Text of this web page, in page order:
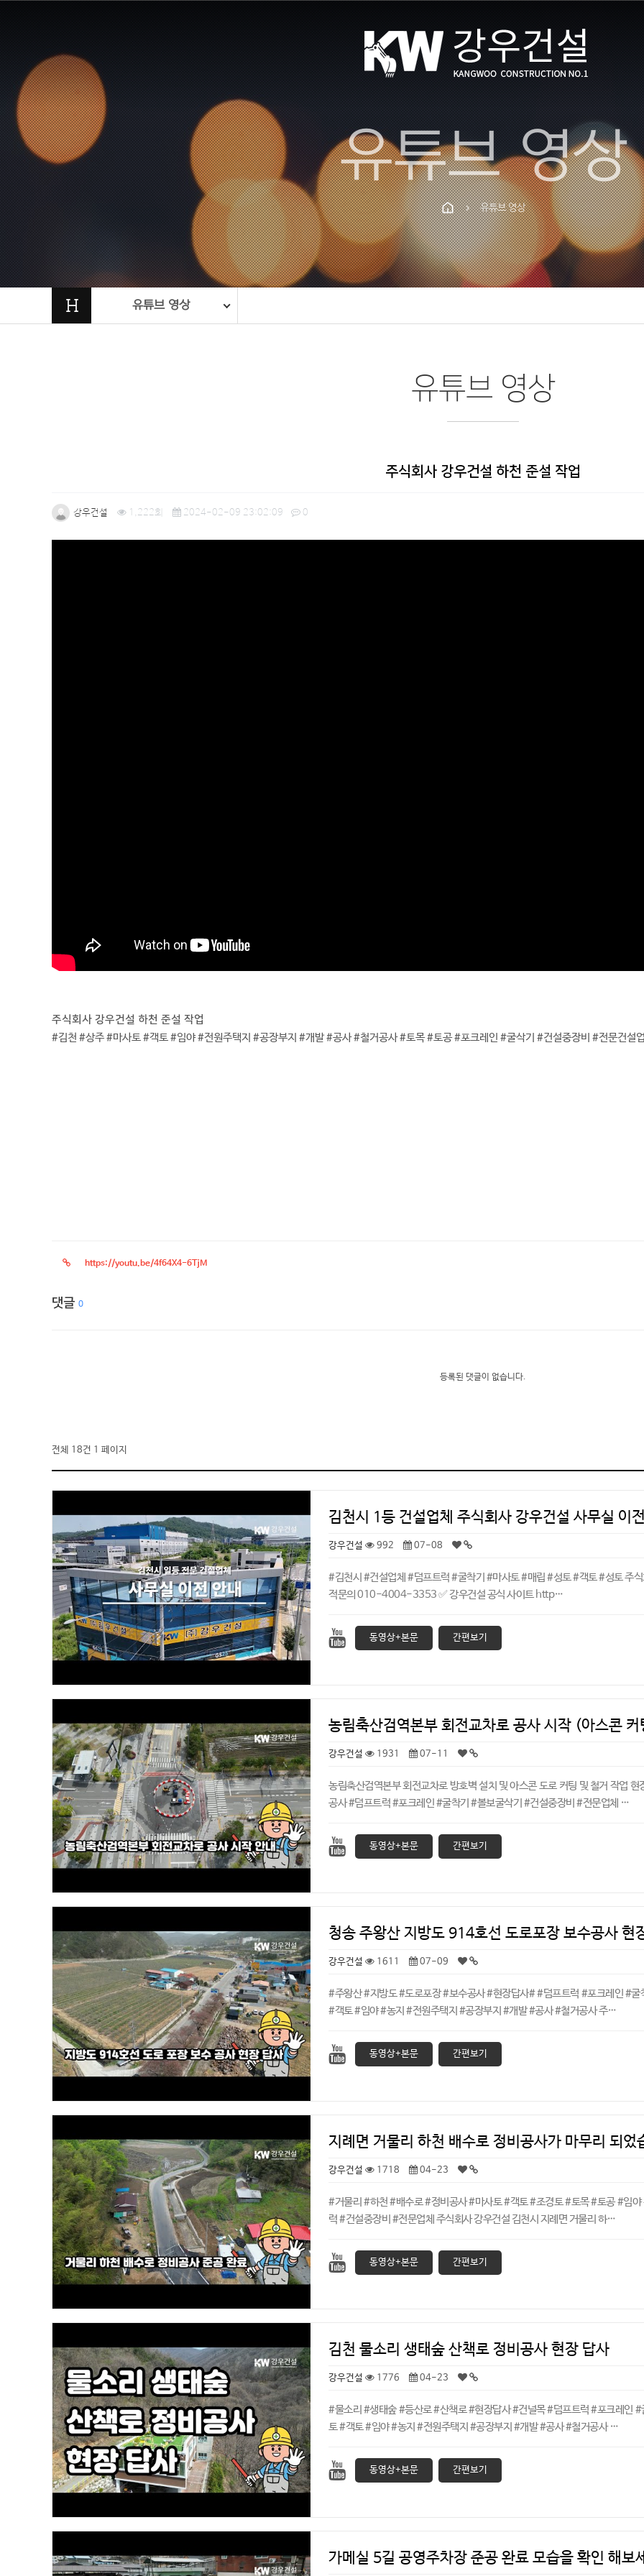
유튜브 영상
chevron_right 유튜브 영상
H 유튜브 영상
유튜브 영상
주식회사 강우건설 하천 준설 작업
강우건설 1,222회 2024-02-09 23:02:09 0
주식회사 강우건설 하천 준설 작업
#김천 #상주 #마사토 #객토 #임야 #전원주택지 #공장부지 #개발 #공사 #철거공사 #토목 #토공 #포크레인 #굴삭기 #건설중장비 #전문건설업
https://youtu.be/4f64X4-6TjM
댓글 0
등록된 댓글이 없습니다.
전체 18건 1 페이지
김천시 1등 건설업체 주식회사 강우건설 사무실 이
강우건설 992 07-08
#김천시 #건설업체 #덤프트럭 #굴착기 #마사토 #매립 #성토 #객토 #성토 주
적문의 010-4004-3353 ✅ 강우건설 공식 사이트 http…
동영상+본문 간편보기
농림축산검역본부 회전교차로 공사 시작 (아스콘
강우건설 1931 07-11
농림축산검역본부 회전교차로 방호벽 설치 및 아스콘 도로 커팅 및 철거 작업
공사 #덤프트럭 #포크레인 #굴착기 #볼보굴삭기 #건설중장비 #전문업체 …
동영상+본문 간편보기
청송 주왕산 지방도 914호선 도로포장 보수공사 현
강우건설 1611 07-09
#주왕산 #지방도 #도로포장 #보수공사 #현장답사# #덤프트럭 #포크레인 #
#객토 #임야 #농지 #전원주택지 #공장부지 #개발 #공사 #철거공사 주…
동영상+본문 간편보기
지례면 거물리 하천 배수로 정비공사가 마무리 되
강우건설 1718 04-23
#거물리 #하천 #배수로 #정비공사 #마사토 #객토 #조경토 #토목 #토공 #임
럭 #건설중장비 #전문업체 주식회사 강우건설 김천시 지례면 거물리 하…
동영상+본문 간편보기
김천 물소리 생태숲 산책로 정비공사 현장 답사
강우건설 1776 04-23
#물소리 #생태숲 #등산로 #산책로 #현장답사 #건널목 #덤프트럭 #포크레인
토 #객토 #임야 #농지 #전원주택지 #공장부지 #개발 #공사 #철거공사 …
동영상+본문 간편보기
가메실 5길 공영주차장 준공 완료 모습을 확인 해보